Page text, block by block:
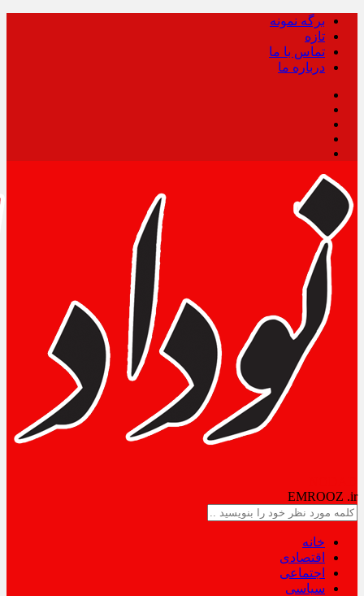
برگه نمونه
تازه
تماس با ما
درباره ما
EMROOZ .ir
خانه
اقتصادی
اجتماعی
سیاسی